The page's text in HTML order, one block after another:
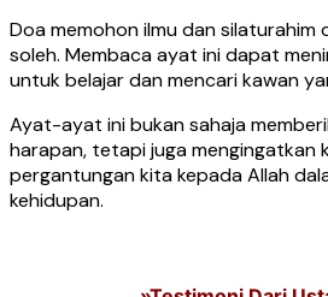
Doa memohon ilmu dan
soleh. Membaca ayat ini dapat
untuk belajar dan mencari kawan
Ayat-ayat ini bukan sahaja
harapan, tetapi juga mengingatkan
pergantungan kita kepada Allah
kehidupan.